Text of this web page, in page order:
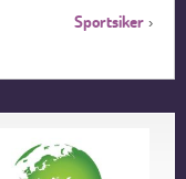
Sportsiker ›